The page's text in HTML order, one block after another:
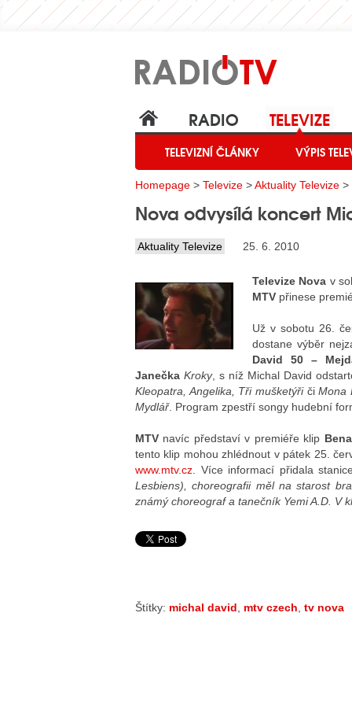
RADIO TELEVIZE
TELEVIZNÍ ČLÁNKY VÝPIS
Homepage > Televize >Aktuality Televize >
Nova odvysílá koncert
Aktuality Televize 25. 6. 2010
Televize Nova v
MTV přinese
Už v sobotu 26.
dostane výběr
David 50 –
Janečka Kroky, s níž Michal David
Kleopatra, Angelika, Tři mušketýřičiMona
Mydlář. Program zpestří songy hudební
MTV navíc představí v premiéře klip
tento klip mohou zhlédnout v pátek 25.
www.mtv.cz . Více informací přidala
Lesbiens), choreografii měl na starost
známý choreograf a tanečník Yemi A.D. V
Štítky: michal david mtv czech tv nova